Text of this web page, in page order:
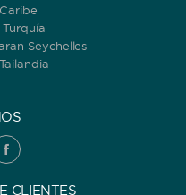
Seychelles
CLIENTES